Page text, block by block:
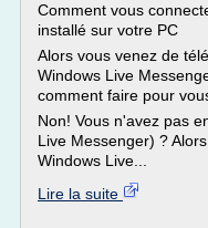
Comment vous
installé sur votre PC
Alors vous venez de
Windows Live
comment faire pour
Non! Vous n'avez pas
Live Messenger) ?
Windows Live...
Lire la suite